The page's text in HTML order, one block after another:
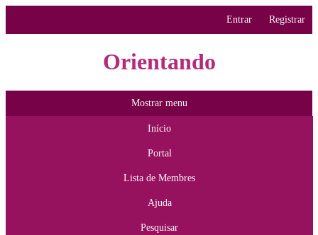
Entrar Registrar
Orientando
Mostrar menu
Início
Portal
Lista de Membres
Ajuda
Pesquisar